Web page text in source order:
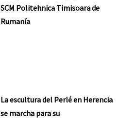
SCM Politehnica Timisoara de
Rumanía
La escultura del Perlé en Herencia
se marcha para su